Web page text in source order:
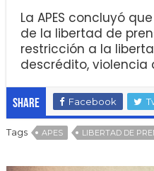
La APES concluyó
de la libertad de
restricción a la
descrédito, violencia
Share Facebook
Tags APES LIBERTAD DE